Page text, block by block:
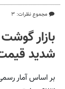
مجموع نظرات: ۳
بازار
شدید
بر اساس آمار